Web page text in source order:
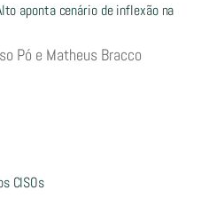
aponta cenário de inflexão na
Pó e Matheus Bracco
CISOs